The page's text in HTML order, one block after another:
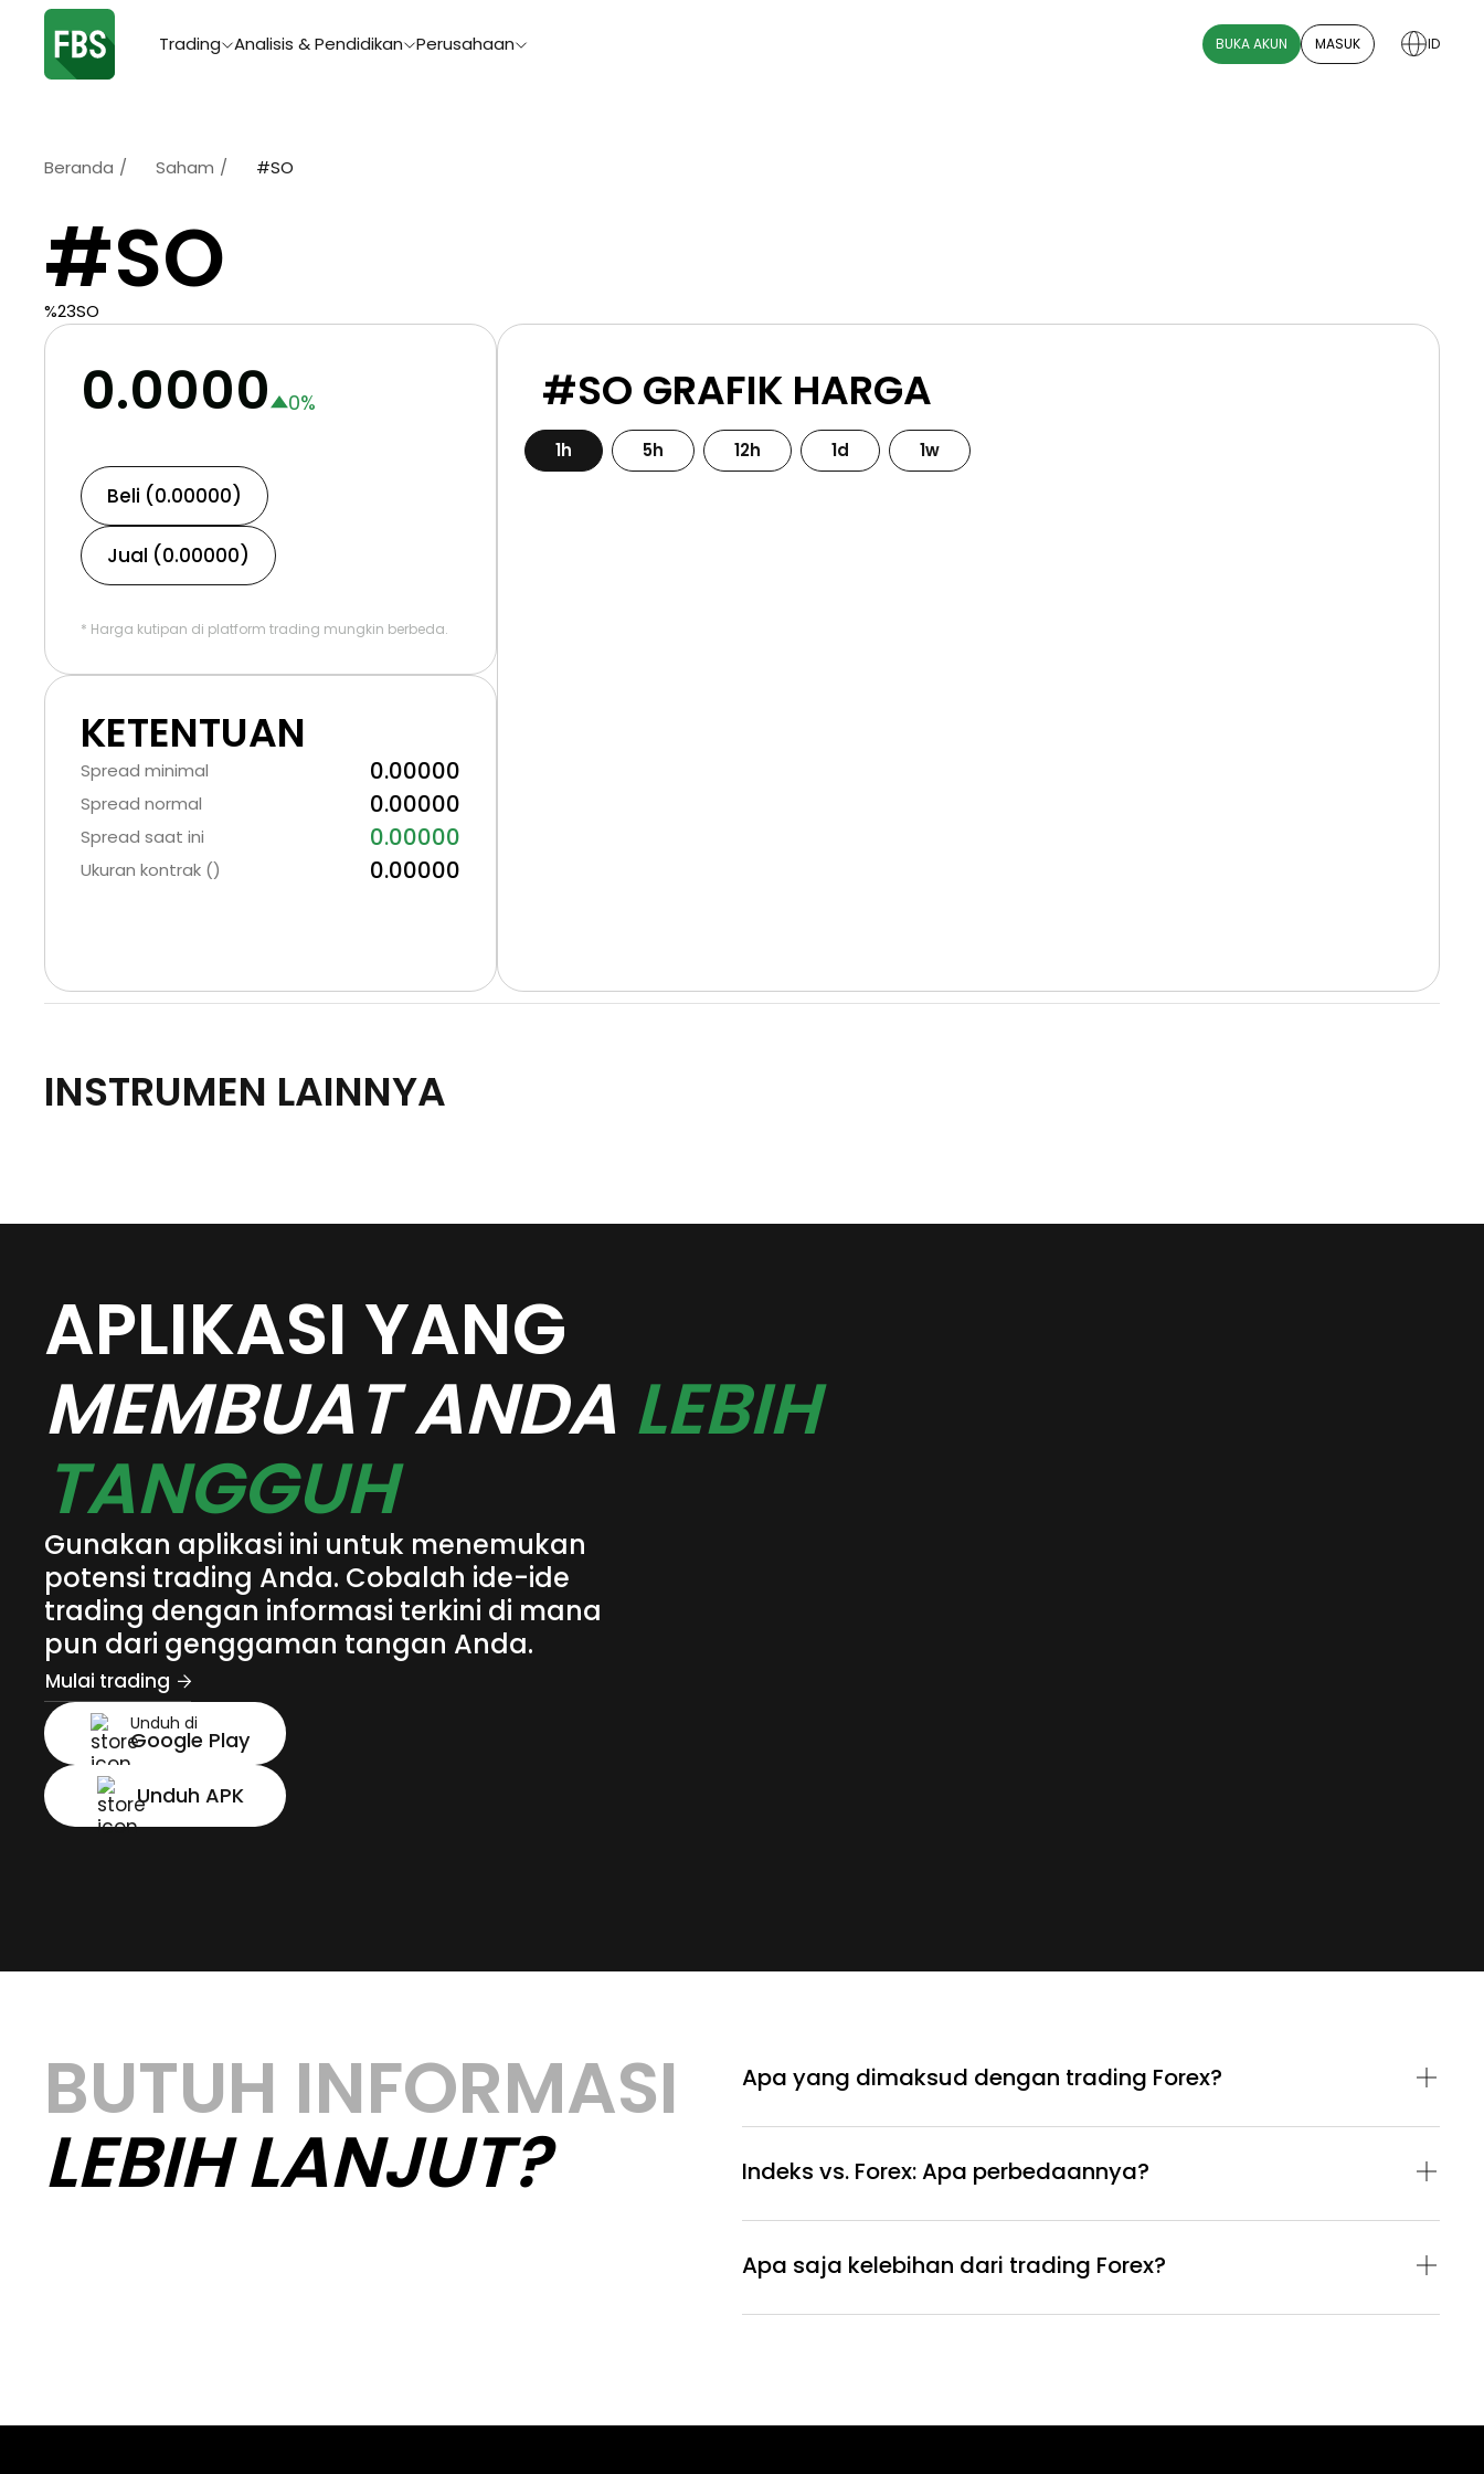
Trading Analisis & Pendidikan Perusahaan BUKA AKUN MASUK ID
Beranda / Saham / #SO
#SO
%23SO
0.0000 0%
Beli (0.00000)
Jual (0.00000)
* Harga kutipan di platform trading mungkin berbeda.
KETENTUAN
Spread minimal 0.00000
Spread normal 0.00000
Spread saat ini 0.00000
Ukuran kontrak () 0.00000
#SO GRAFIK HARGA
1h 5h 12h 1d 1w
INSTRUMEN LAINNYA
APLIKASI YANG
MEMBUAT ANDA LEBIH
TANGGUH
Gunakan aplikasi ini untuk menemukan
potensi trading Anda. Cobalah ide-ide
trading dengan informasi terkini di mana
pun dari genggaman tangan Anda.
Mulai trading
Unduh di
Google Play
Unduh APK
BUTUH INFORMASI
LEBIH LANJUT?
Apa yang dimaksud dengan trading Forex?
Indeks vs. Forex: Apa perbedaannya?
Apa saja kelebihan dari trading Forex?